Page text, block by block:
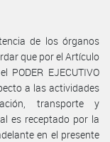
de los órganos
que por el Artículo
EJECUTIVO
a las actividades
transporte y
es receptado por la
en el presente